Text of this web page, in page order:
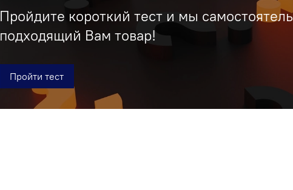
Пройдите короткий тест и мы
подходящий Вам товар!
Пройти тест